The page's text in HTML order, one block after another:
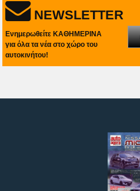
NEWSLETTER
Ενημερωθείτε ΚΑΘΗΜΕΡΙΝΑ
για όλα τα νέα στο χώρο του
αυτοκινήτου!